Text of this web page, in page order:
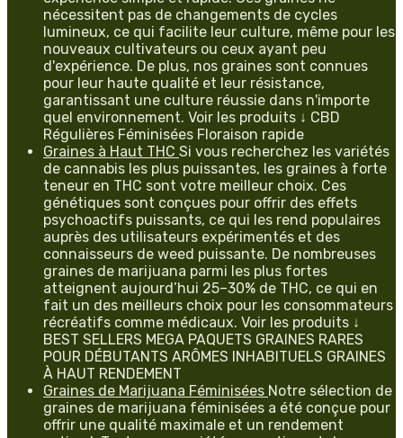
nécessitent pas de changements de cycles
lumineux, ce qui facilite leur culture, même pour les
nouveaux cultivateurs ou ceux ayant peu
d'expérience. De plus, nos graines sont connues
pour leur haute qualité et leur résistance,
garantissant une culture réussie dans n'importe
quel environnement. Voir les produits ↓ CBD
Régulières Féminisées Floraison rapide
Graines à Haut THC Si vous recherchez les variétés
de cannabis les plus puissantes, les graines à forte
teneur en THC sont votre meilleur choix. Ces
génétiques sont conçues pour offrir des effets
psychoactifs puissants, ce qui les rend populaires
auprès des utilisateurs expérimentés et des
connaisseurs de weed puissante. De nombreuses
graines de marijuana parmi les plus fortes
atteignent aujourd’hui 25–30% de THC, ce qui en
fait un des meilleurs choix pour les consommateurs
récréatifs comme médicaux. Voir les produits ↓
BEST SELLERS MEGA PAQUETS GRAINES RARES
POUR DÉBUTANTS ARÔMES INHABITUELS GRAINES
À HAUT RENDEMENT
Graines de Marijuana Féminisées Notre sélection de
graines de marijuana féminisées a été conçue pour
offrir une qualité maximale et un rendement